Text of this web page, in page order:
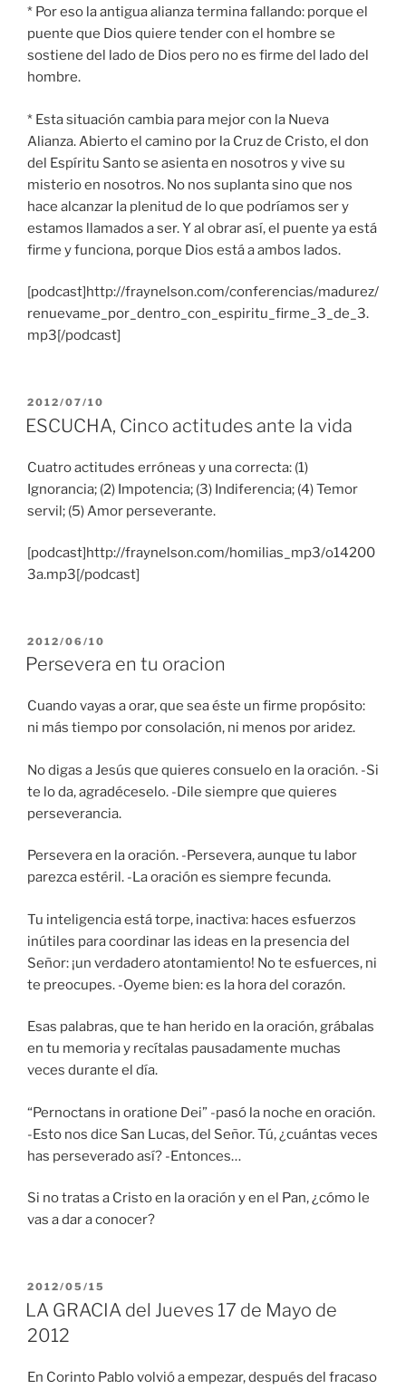
* Por eso la antigua alianza termina fallando: porque el
puente que Dios quiere tender con el hombre se
sostiene del lado de Dios pero no es firme del lado del
hombre.
* Esta situación cambia para mejor con la Nueva
Alianza. Abierto el camino por la Cruz de Cristo, el don
del Espíritu Santo se asienta en nosotros y vive su
misterio en nosotros. No nos suplanta sino que nos
hace alcanzar la plenitud de lo que podríamos ser y
estamos llamados a ser. Y al obrar así, el puente ya está
firme y funciona, porque Dios está a ambos lados.
[podcast]http://fraynelson.com/conferencias/madurez/
renuevame_por_dentro_con_espiritu_firme_3_de_3.
mp3[/podcast]
PUBLICADO
EL
2012/07/10
ESCUCHA, Cinco actitudes ante la vida
Cuatro actitudes erróneas y una correcta: (1)
Ignorancia; (2) Impotencia; (3) Indiferencia; (4) Temor
servil; (5) Amor perseverante.
[podcast]http://fraynelson.com/homilias_mp3/o14200
3a.mp3[/podcast]
PUBLICADO
EL
2012/06/10
Persevera en tu oracion
Cuando vayas a orar, que sea éste un firme propósito:
ni más tiempo por consolación, ni menos por aridez.
No digas a Jesús que quieres consuelo en la oración. -Si
te lo da, agradéceselo. -Dile siempre que quieres
perseverancia.
Persevera en la oración. -Persevera, aunque tu labor
parezca estéril. -La oración es siempre fecunda.
Tu inteligencia está torpe, inactiva: haces esfuerzos
inútiles para coordinar las ideas en la presencia del
Señor: ¡un verdadero atontamiento! No te esfuerces, ni
te preocupes. -Oyeme bien: es la hora del corazón.
Esas palabras, que te han herido en la oración, grábalas
en tu memoria y recítalas pausadamente muchas
veces durante el día.
“Pernoctans in oratione Dei” -pasó la noche en oración.
-Esto nos dice San Lucas, del Señor. Tú, ¿cuántas veces
has perseverado así? -Entonces…
Si no tratas a Cristo en la oración y en el Pan, ¿cómo le
vas a dar a conocer?
PUBLICADO
EL
2012/05/15
LA GRACIA del Jueves 17 de Mayo de
2012
En Corinto Pablo volvió a empezar, después del fracaso